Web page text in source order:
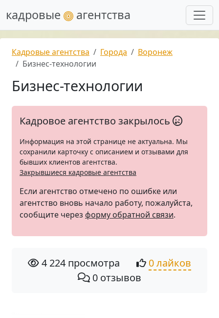
кадровые агентства
Кадровые агентства Города
Воронеж
Бизнес-технологии
Бизнес-технологии
Кадровое агентство закрылось
Информация на этой странице не актуальна. Мы
сохранили карточку с описанием и отзывами для
бывших клиентов агентства.
Закрывшиеся кадровые агентства
Если агентство отмечено по ошибке или
агентство вновь начало работу, пожалуйста,
сообщите через форму обратной связи.
4 224 просмотра
0 лайков
0 отзывов